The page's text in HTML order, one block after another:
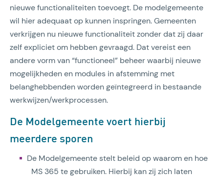
nieuwe functionaliteiten toevoegt. De modelgemeente
wil hier adequaat op kunnen inspringen. Gemeenten
verkrijgen nu nieuwe functionaliteit zonder dat zij daar
zelf expliciet om hebben gevraagd. Dat vereist een
andere vorm van “functioneel” beheer waarbij nieuwe
mogelijkheden en modules in afstemming met
belanghebbenden worden geïntegreerd in bestaande
werkwijzen/werkprocessen.
De Modelgemeente voert hierbij
meerdere sporen
De Modelgemeente stelt beleid op waarom en hoe
MS 365 te gebruiken. Hierbij kan zij zich laten